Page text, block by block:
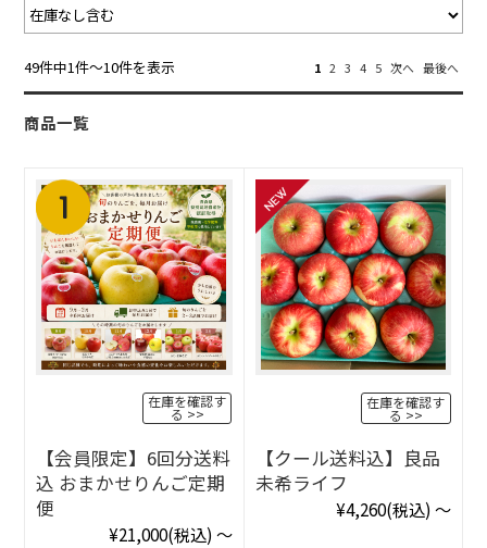
49件中1件〜10件を表示 1 2 3 4 5 次へ 最後へ
商品一覧
在庫を確認す
る
【会員限定】6回分送料
込 おまかせりんご定期
便
¥21,000(税込) ～
在庫を確認す
る
【クール送料込】良品
未希ライフ
¥4,260(税込) ～